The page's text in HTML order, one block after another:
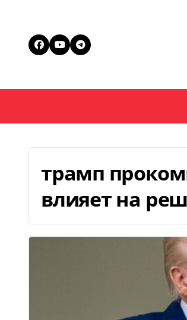
трамп
влияет на